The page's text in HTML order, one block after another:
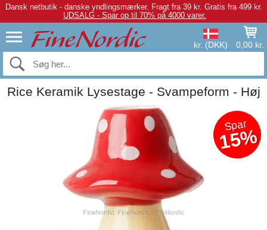
Dansk netbutik - danske yndlingsmærker. Fragt fra 39 kr. Gratis fra 499 kr.
UDSALG - Spar op til 70% på 4000 varer.
kr. (DKK) 0,00 kr.
Rice Keramik Lysestage - Svampeform - Høj
Spar
15%